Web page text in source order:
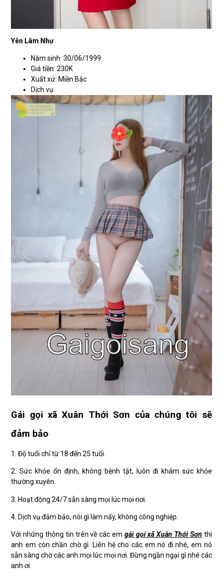
Yên Lâm Như
Năm sinh: 30/06/1999
Giá tiền: 230K
Xuất xứ: Miền Bắc
Dịch vụ:
Gái gọi xã Xuân Thới Sơn của chúng tôi sẽ
đảm bảo
1. Độ tuổi chỉ từ 18 đến 25 tuổi.
2. Sức khỏe ổn định, không bệnh tật, luôn đi khám sức khỏe
thường xuyên.
3. Hoạt động 24/7 sẵn sàng mọi lúc mọi nơi.
4. Dịch vụ đảm bảo, nói gì làm nấy, không công nghiệp.
Với những thông tin trên về các em gái gọi xã Xuân Thới Sơn thì
anh em còn chần chờ gì. Liên hệ cho các em nó đi nhé, em nó
sẵn sàng chờ các anh mọi lúc mọi nơi. Đừng ngần ngại gì nhé các
anh ơi.